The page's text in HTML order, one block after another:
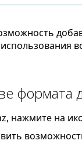
формата
нажмите на